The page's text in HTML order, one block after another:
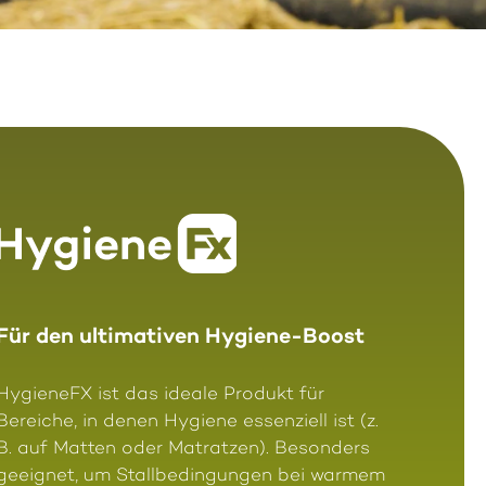
den ultimativen Hygiene-Boost
ist das ideale Produkt für
in denen Hygiene essenziell ist (z.
auf Matten oder Matratzen). Besonders
um Stallbedingungen bei warmem